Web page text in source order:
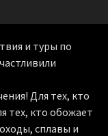
и туры по
Для тех, кто
тех, кто обожает
сплавы и